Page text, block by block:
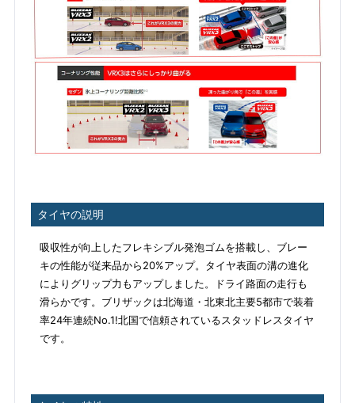
タイヤの説明
吸収性が向上したフレキシブル発泡ゴムを搭載し、ブレー
キの性能が従来品から20%アップ。タイヤ表面の溝の進化
によりグリップ力もアップしました。ドライ路面の走行も
滑らかです。ブリザックは北海道・北東北主要5都市で装着
率24年連続No.1!北国で信頼されているスタッドレスタイヤ
です。